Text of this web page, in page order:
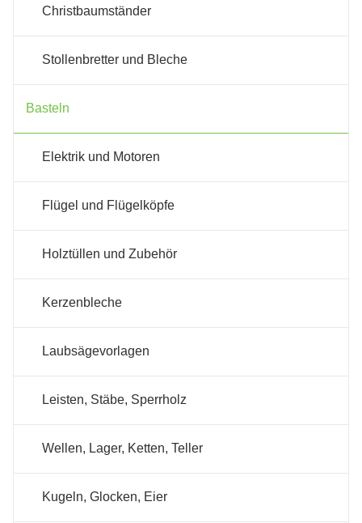
Christbaumständer
Stollenbretter und Bleche
Basteln
Elektrik und Motoren
Flügel und Flügelköpfe
Holztüllen und Zubehör
Kerzenbleche
Laubsägevorlagen
Leisten, Stäbe, Sperrholz
Wellen, Lager, Ketten, Teller
Kugeln, Glocken, Eier